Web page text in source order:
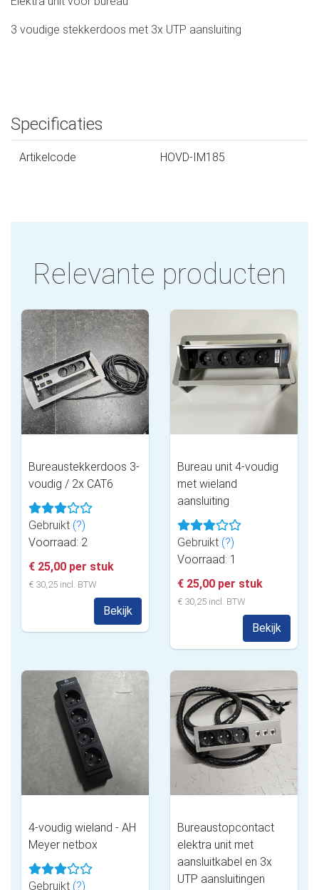
3 voudige stekkerdoos met 3x UTP aansluiting
Specificaties
Artikelcode HOVD-IM185
Relevante producten
Bureaustekkerdoos 3-
voudig / 2x CAT6
Gebruikt (?)
Voorraad: 2
€ 25,00 per stuk
€ 30,25 incl. BTW
Bekijk
Bureau unit 4-voudig
met wieland
aansluiting
Gebruikt (?)
Voorraad: 1
€ 25,00 per stuk
€ 30,25 incl. BTW
Bekijk
4-voudig wieland - AH
Meyer netbox
Gebruikt (?)
Bureaustopcontact
elektra unit met
aansluitkabel en 3x
UTP aansluitingen